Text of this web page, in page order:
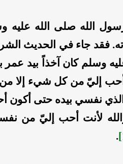
الله صلى الله عليه
فقد جاء في الحديث
وسلم كان آخذاً بيد
أحب إليّ من كل شيء إلا
والذي نفسي بيده حتى
لأنت أحب إليّ من
.